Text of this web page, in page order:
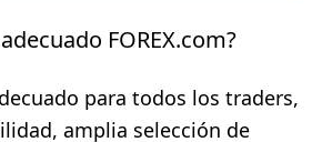
FOREX.com?
para todos los traders,
amplia selección de